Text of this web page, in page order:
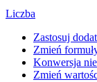
Liczba
Zastosuj
Zmień
Konwersja
Zmień